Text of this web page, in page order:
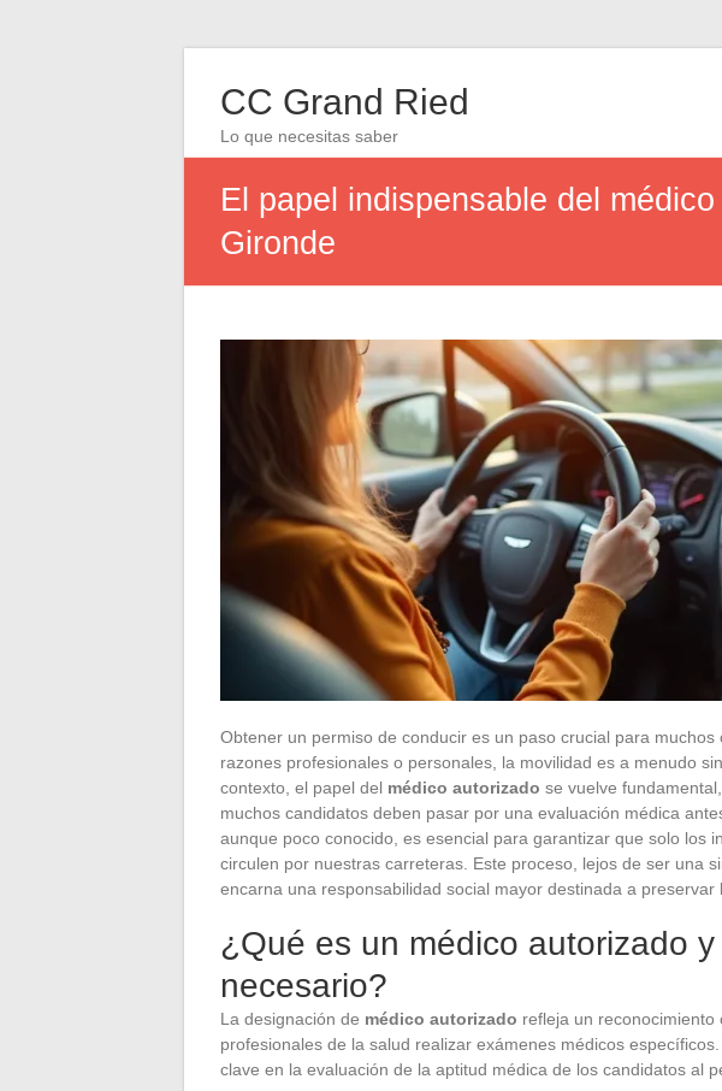
CC Grand Ried
Lo que necesitas saber
El papel indispensable del
Gironde
Obtener un permiso de conducir es un paso crucial para
razones profesionales o personales, la movilidad es a menudo
contexto, el papel del médico autorizado se vuelve
muchos candidatos deben pasar por una evaluación médica
aunque poco conocido, es esencial para garantizar que solo los
circulen por nuestras carreteras. Este proceso, lejos de ser una
encarna una responsabilidad social mayor destinada a preservar
¿Qué es un médico autorizado
necesario?
La designación de médico autorizado refleja un
profesionales de la salud realizar exámenes médicos
clave en la evaluación de la aptitud médica de los candidatos al